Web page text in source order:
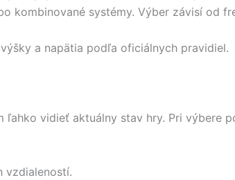
kombinované systémy. Výber závisí od
a napätia podľa oficiálnych pravidiel.
ľahko vidieť aktuálny stav hry. Pri výbere
vzdialeností.